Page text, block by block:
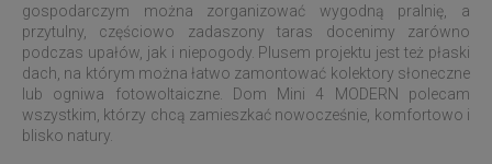
gospodarczym można zorganizować wygodną pralnię, a
przytulny, częściowo zadaszony taras docenimy zarówno
podczas upałów, jak i niepogody. Plusem projektu jest też płaski
dach, na którym można łatwo zamontować kolektory słoneczne
lub ogniwa fotowoltaiczne. Dom Mini 4 MODERN polecam
wszystkim, którzy chcą zamieszkać nowocześnie, komfortowo i
blisko natury.